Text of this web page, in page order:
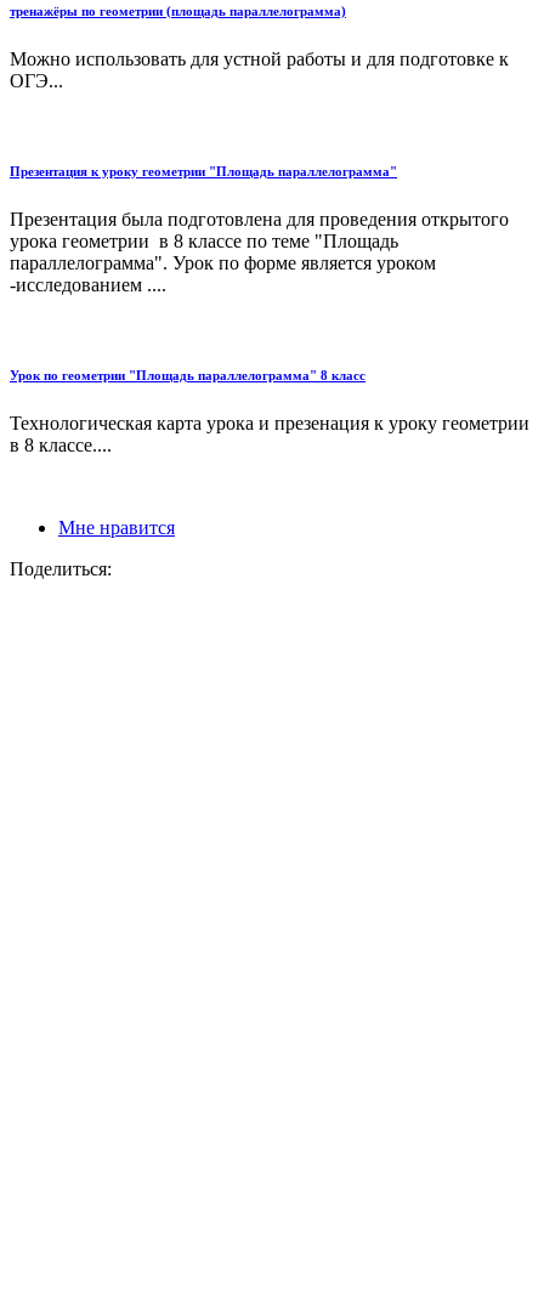
тренажёры по геометрии (площадь параллелограмма)
Можно использовать для устной работы и для подготовке к
ОГЭ...
Презентация к уроку геометрии "Площадь параллелограмма"
Презентация была подготовлена для проведения открытого
урока геометрии в 8 классе по теме "Площадь
параллелограмма". Урок по форме является уроком
-исследованием ....
Урок по геометрии "Площадь параллелограмма" 8 класс
Технологическая карта урока и презенация к уроку геометрии
в 8 классе....
Мне нравится
Поделиться: